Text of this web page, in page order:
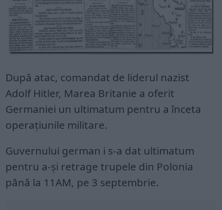
După atac, comandat de liderul nazist
Adolf Hitler, Marea Britanie a oferit
Germaniei un ultimatum pentru a înceta
operațiunile militare.
Guvernului german i s-a dat ultimatum
pentru a-și retrage trupele din Polonia
până la 11AM, pe 3 septembrie.